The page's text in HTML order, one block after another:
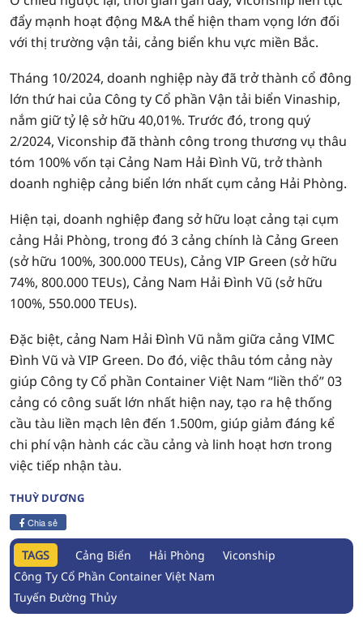
đẩy mạnh hoạt động M&A thể hiện tham vọng lớn đối
với thị trường vận tải, cảng biển khu vực miền Bắc.
Tháng 10/2024, doanh nghiệp này đã trở thành cổ đông
lớn thứ hai của Công ty Cổ phần Vận tải biển Vinaship,
nắm giữ tỷ lệ sở hữu 40,01%. Trước đó, trong quý
2/2024, Viconship đã thành công trong thương vụ thâu
tóm 100% vốn tại Cảng Nam Hải Đình Vũ, trở thành
doanh nghiệp cảng biển lớn nhất cụm cảng Hải Phòng.
Hiện tại, doanh nghiệp đang sở hữu loạt cảng tại cụm
cảng Hải Phòng, trong đó 3 cảng chính là Cảng Green
(sở hữu 100%, 300.000 TEUs), Cảng VIP Green (sở hữu
74%, 800.000 TEUs), Cảng Nam Hải Đình Vũ (sở hữu
100%, 550.000 TEUs).
Đặc biệt, cảng Nam Hải Đình Vũ nằm giữa cảng VIMC
Đình Vũ và VIP Green. Do đó, việc thâu tóm cảng này
giúp Công ty Cổ phần Container Việt Nam “liền thổ” 03
cảng có công suất lớn nhất hiện nay, tạo ra hệ thống
cầu tàu liền mạch lên đến 1.500m, giúp giảm đáng kể
chi phí vận hành các cầu cảng và linh hoạt hơn trong
việc tiếp nhận tàu.
THUỲ DƯƠNG
Chia sẻ
TAGS Cảng Biển Hải Phòng
Viconship
Công Ty Cổ Phần Container Việt Nam
Tuyến Đường Thủy